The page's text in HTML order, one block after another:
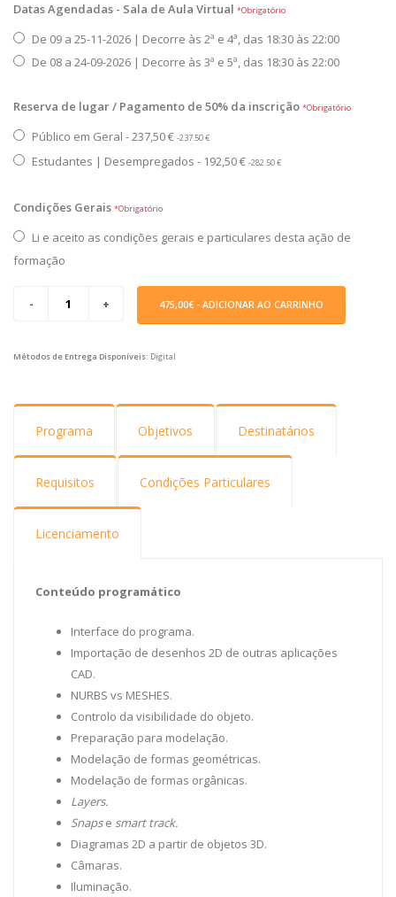
Datas Agendadas - Sala de Aula Virtual *Obrigatório
De 09 a 25-11-2026 | Decorre às 2ª e 4ª, das 18:30 às 22:00
De 08 a 24-09-2026 | Decorre às 3ª e 5ª, das 18:30 às 22:00
Reserva de lugar / Pagamento de 50% da inscrição *Obrigatório
Público em Geral - 237,50 € -237.50 €
Estudantes | Desempregados - 192,50 € -282.50 €
Condições Gerais *Obrigatório
Li e aceito as condições gerais e particulares desta ação de
formação
475,00€ - ADICIONAR AO CARRINHO
Métodos de Entrega Disponíveis: Digital
Programa Objetivos Destinatários
Requisitos Condições Particulares
Licenciamento
Conteúdo programático
Interface do programa.
Importação de desenhos 2D de outras aplicações
CAD.
NURBS vs MESHES.
Controlo da visibilidade do objeto.
Preparação para modelação.
Modelação de formas geométricas.
Modelação de formas orgânicas.
Layers.
Snapse smart track.
Diagramas 2D a partir de objetos 3D.
Câmaras.
Iluminação.